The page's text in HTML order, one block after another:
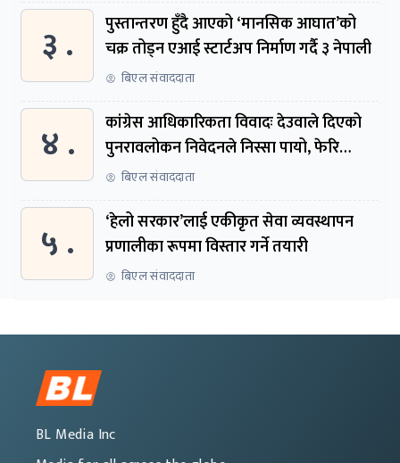
३ .
पुस्तान्तरण हुँदै आएको ‘मानसिक आघात’को
चक्र तोड्न एआई स्टार्टअप निर्माण गर्दै ३ नेपाली
बिएल संवाददाता
४ .
कांग्रेस आधिकारिकता विवादः देउवाले दिएको
पुनरावलोकन निवेदनले निस्सा पायो, फेरि
सुरुदेखि सुनुवाइ हुने
बिएल संवाददाता
५ .
‘हेलो सरकार’लाई एकीकृत सेवा व्यवस्थापन
प्रणालीका रूपमा विस्तार गर्ने तयारी
बिएल संवाददाता
BL Media Inc